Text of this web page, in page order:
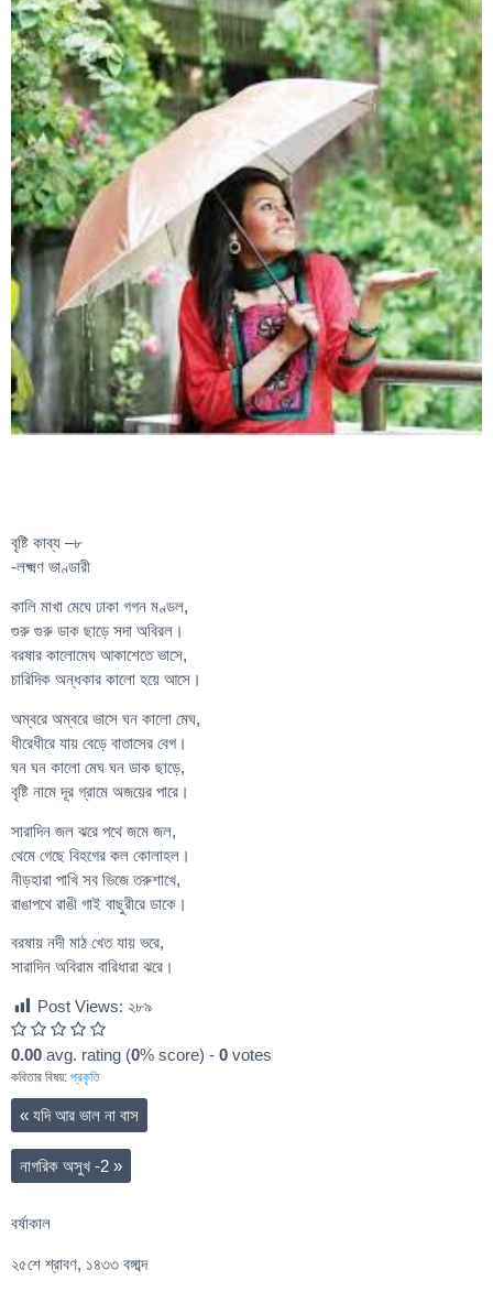
বৃষ্টি কাব্য –৮
-লক্ষ্মণ ভাণ্ডারী
কালি মাখা মেঘে ঢাকা গগন মণ্ডল,
গুরু গুরু ডাক ছাড়ে সদা অবিরল।
বরষার কালোমেঘ আকাশেতে ভাসে,
চারিদিক অন্ধকার কালো হয়ে আসে।
অম্বরে অম্বরে ভাসে ঘন কালো মেঘ,
ধীরেধীরে যায় বেড়ে বাতাসের বেগ।
ঘন ঘন কালো মেঘ ঘন ডাক ছাড়ে,
বৃষ্টি নামে দূর গ্রামে অজয়ের পারে।
সারাদিন জল ঝরে পথে জমে জল,
থেমে গেছে বিহগের কল কোলাহল।
নীড়হারা পাখি সব ভিজে তরুশাখে,
রাঙাপথে রাঙী গাই বাছুরীরে ডাকে।
বরষায় নদী মাঠ খেত যায় ভরে,
সারাদিন অবিরাম বারিধারা ঝরে।
Post Views: ২৮৯
0.00 avg. rating (0% score) - 0 votes
কবিতার বিষয়: প্রকৃতি
« যদি আর ভাল না বাস
নাগরিক অসুখ -2 »
বর্ষাকাল
২৫শে শ্রাবণ, ১৪৩৩ বঙ্গাব্দ